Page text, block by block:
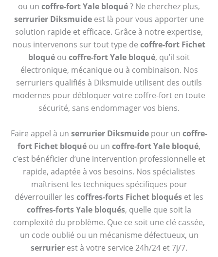
ou un coffre-fort Yale bloqué? Ne cherchez plus,
serrurier Diksmuide est là pour vous apporter une
solution rapide et efficace. Grâce à notre expertise,
nous intervenons sur tout type de coffre-fort Fichet
bloqué ou coffre-fort Yale bloqué, qu’il soit
électronique, mécanique ou à combinaison. Nos
serruriers qualifiés à Diksmuide utilisent des outils
modernes pour débloquer votre coffre-fort en toute
sécurité, sans endommager vos biens.
Faire appel à un serrurier Diksmuide pour un coffre-
fort Fichet bloqué ou un coffre-fort Yale bloqué,
c’est bénéficier d’une intervention professionnelle et
rapide, adaptée à vos besoins. Nos spécialistes
maîtrisent les techniques spécifiques pour
déverrouiller les coffres-forts Fichet bloqués et les
coffres-forts Yale bloqués, quelle que soit la
complexité du problème. Que ce soit une clé cassée,
un code oublié ou un mécanisme défectueux, un
serrurier est à votre service 24h/24 et 7j/7.